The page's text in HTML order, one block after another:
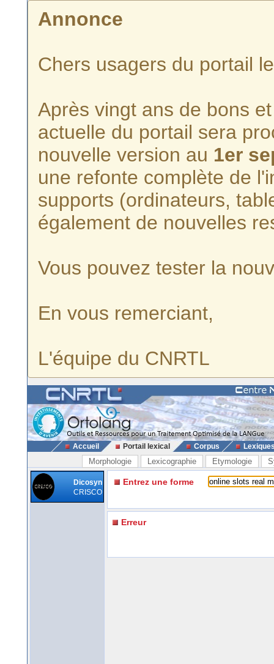
Annonce
Chers usagers du portail
Après vingt ans de bons
actuelle du portail sera
nouvelle version au 1er
une refonte complète de
supports (ordinateurs,
également de nouvelles
Vous pouvez tester la
En vous remerciant,
L'équipe du CNRTL
Accueil Portail lexical Corpus
Morphologie Lexicographie Etymologie
Dicosyn
CRISCO
Entrez une forme
Erreur